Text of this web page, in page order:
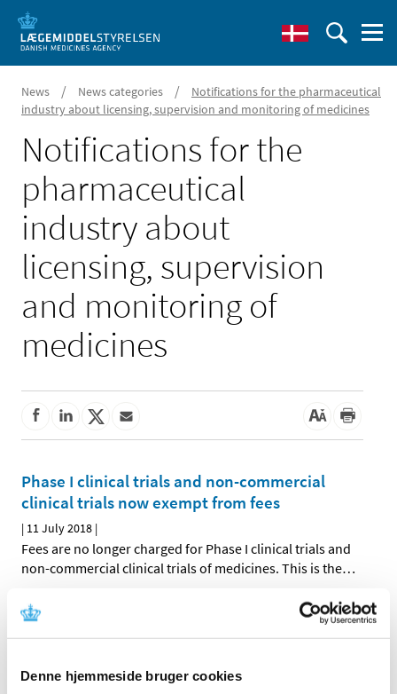
Denne hjemmeside bruger cookies
News / News categories /
Notifications for the pharmaceutical
industry about licensing, supervision and monitoring of medicines
Notifications for the
pharmaceutical
industry about
licensing, supervision
and monitoring of
medicines
Phase I clinical trials and non-commercial
clinical trials now exempt from fees
| 11 July 2018 |
Fees are no longer charged for Phase I clinical trials and
non-commercial clinical trials of medicines. This is the…
DKMA Update June 2018
|03 July 2018|
rules on private individuals' import of medicines,